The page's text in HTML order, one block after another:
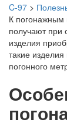
C-97 >
К погонажным
получают при
изделия
такие
погонного